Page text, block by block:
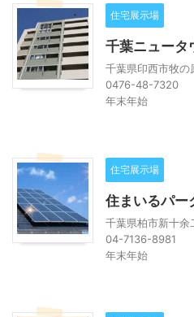
住宅展示場
千葉ニュータ
千葉県印西市牧
0476-48-7320
年末年始
住宅展示場
住まいるパー
千葉県柏市新十余
04-7136-8981
年末年始